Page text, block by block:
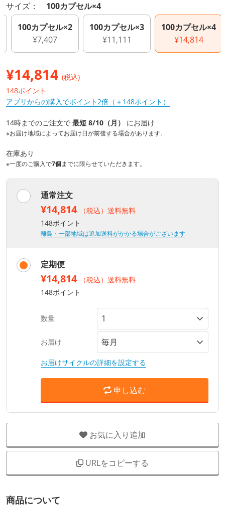
サイズ： 100カプセル×4
100カプセル×2
¥7,407
100カプセル×3
¥11,111
100カプセル×4
¥14,814
¥14,814 (税込)
148ポイント
アプリからの購入でポイント2倍（＋148ポイント）
14時までのご注文で 最短 8/10（月） にお届け
※お届け地域によってお届け日が前後する場合があります。
在庫あり
※一度のご購入で7個までに限らせていただきます。
通常注文
¥14,814
（税込）送料無料
148ポイント
離島・一部地域は追加送料がかかる場合がございます
定期便
¥14,814
（税込）送料無料
148ポイント
数量
お届け
お届けサイクルの詳細を設定する
申し込む
お気に入り追加
URLをコピーする
商品について